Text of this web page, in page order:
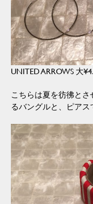
UNITED ARROWS 大
こちらは夏を彷彿と
るバングルと、ピアス